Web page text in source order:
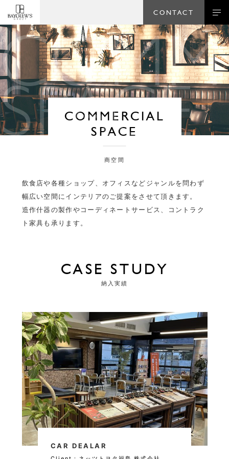
CONTACT
COMMERCIAL
SPACE
商空間
SPACE
飲食店や各種ショップ、オフィスなどジャンルを問わず
幅広い空間にインテリアのご提案をさせて頂きます。
造作什器の製作やコーディネートサービス、コントラク
ト家具も承ります。
CASE STUDY
納入実績
CAR DEALAR